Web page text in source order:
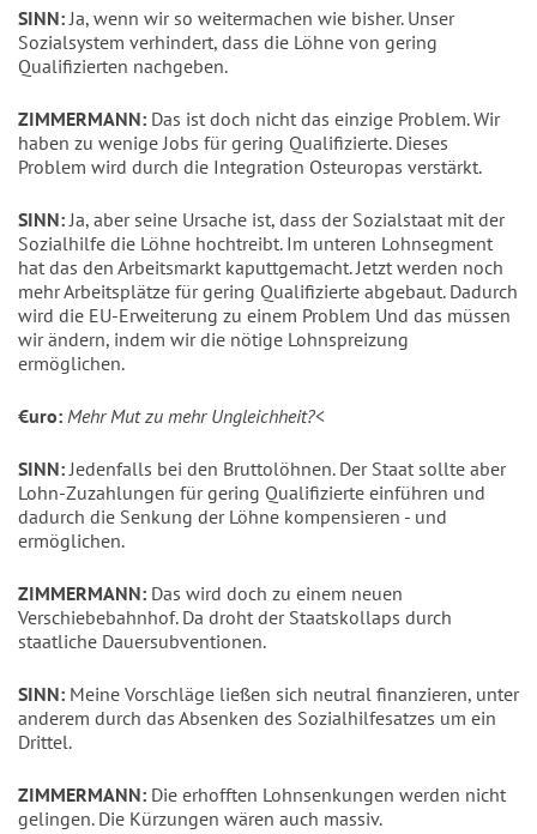
SINN:Ja, wenn wir so weitermachen wie bisher. Unser
Sozialsystem verhindert, dass die Löhne von gering
Qualifizierten nachgeben.
ZIMMERMANN: Das ist doch nicht das einzige Problem. Wir
haben zu wenige Jobs für gering Qualifizierte. Dieses
Problem wird durch die Integration Osteuropas verstärkt.
SINN:Ja, aber seine Ursache ist, dass der Sozialstaat mit der
Sozialhilfe die Löhne hochtreibt. Im unteren Lohnsegment
hat das den Arbeitsmarkt kaputtgemacht. Jetzt werden noch
mehr Arbeitsplätze für gering Qualifizierte abgebaut. Dadurch
wird die EU-Erweiterung zu einem Problem Und das müssen
wir ändern, indem wir die nötige Lohnspreizung
ermöglichen.
€uro: Mehr Mut zu mehr Ungleichheit?<
SINN:Jedenfalls bei den Bruttolöhnen. Der Staat sollte aber
Lohn-Zuzahlungen für gering Qualifizierte einführen und
dadurch die Senkung der Löhne kompensieren - und
ermöglichen.
ZIMMERMANN: Das wird doch zu einem neuen
Verschiebebahnhof. Da droht der Staatskollaps durch
staatliche Dauersubventionen.
SINN: Meine Vorschläge ließen sich neutral finanzieren, unter
anderem durch das Absenken des Sozialhilfesatzes um ein
Drittel.
ZIMMERMANN: Die erhofften Lohnsenkungen werden nicht
gelingen. Die Kürzungen wären auch massiv.